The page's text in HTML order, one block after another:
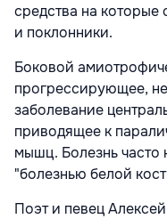
средства на которые
и поклонники.
Боковой
прогрессирующее,
заболевание
приводящее к
мышц. Болезнь часто
"болезнью белой
Поэт и певец